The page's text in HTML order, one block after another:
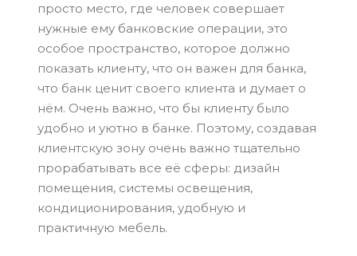
просто место, где человек совершает
нужные ему банковские операции, это
особое пространство, которое должно
показать клиенту, что он важен для банка,
что банк ценит своего клиента и думает о
нём. Очень важно, что бы клиенту было
удобно и уютно в банке. Поэтому, создавая
клиентскую зону очень важно тщательно
прорабатывать все её сферы: дизайн
помещения, системы освещения,
кондиционирования, удобную и
практичную мебель.